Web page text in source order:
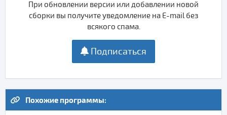
При обновлении версии или добавлении новой
сборки вы получите уведомление на E-mail без
всякого спама.
Подписаться
Похожие программы: